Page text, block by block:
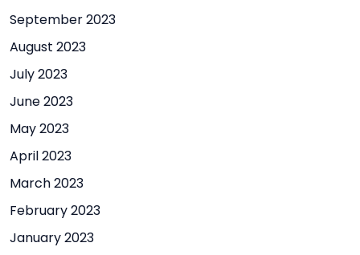
September 2023
August 2023
July 2023
June 2023
May 2023
April 2023
March 2023
February 2023
January 2023